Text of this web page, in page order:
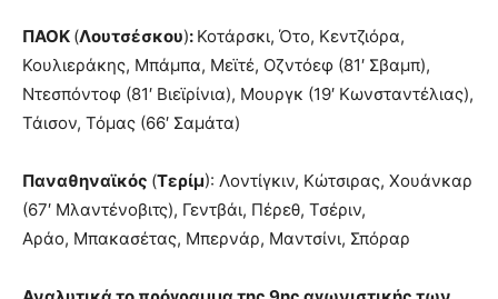
ΠΑΟΚ (Λουτσέσκου): Κοτάρσκι, Ότο, Κεντζιόρα,
Κουλιεράκης, Μπάμπα, Μεϊτέ, Οζντόεφ (81′ Σβαμπ),
Ντεσπόντοφ (81′ Βιεϊρίνια), Μουργκ (19′ Κωνσταντέλιας),
Τάισον, Τόμας (66′ Σαμάτα)
Παναθηναϊκός (Τερίμ): Λοντίγκιν, Κώτσιρας, Χουάνκαρ
(67′ Μλαντένοβιτς), Γεντβάι, Πέρεθ, Τσέριν,
Αράο, Μπακασέτας, Μπερνάρ, Μαντσίνι, Σπόραρ